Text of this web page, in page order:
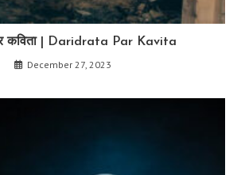
कविता | Daridrata Par Kavita
December 27, 2023